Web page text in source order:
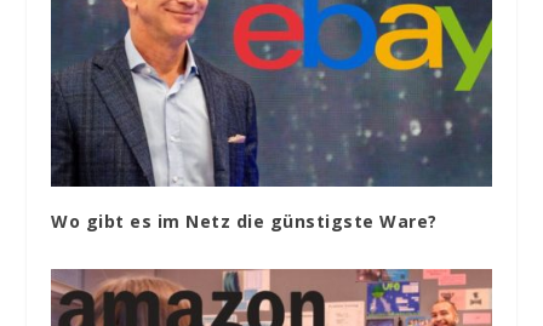
Wo gibt es im Netz die günstigste Ware?